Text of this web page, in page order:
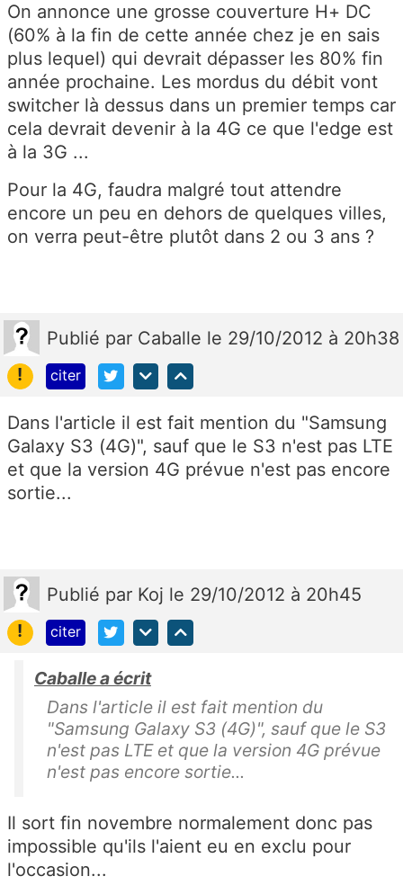
On annonce une grosse couverture H+ DC
(60% à la fin de cette année chez je en sais
plus lequel) qui devrait dépasser les 80% fin
année prochaine. Les mordus du débit vont
switcher là dessus dans un premier temps car
cela devrait devenir à la 4G ce que l'edge est
à la 3G ...
Pour la 4G, faudra malgré tout attendre
encore un peu en dehors de quelques villes,
on verra peut-être plutôt dans 2 ou 3 ans ?
Publié par Caballe le 29/10/2012 à 20h38
!
citer
Dans l'article il est fait mention du "Samsung
Galaxy S3 (4G)", sauf que le S3 n'est pas LTE
et que la version 4G prévue n'est pas encore
sortie...
Publié par Koj le 29/10/2012 à 20h45
!
citer
Caballe a écrit
Dans l'article il est fait mention du
"Samsung Galaxy S3 (4G)", sauf que le S3
n'est pas LTE et que la version 4G prévue
n'est pas encore sortie...
Il sort fin novembre normalement donc pas
impossible qu'ils l'aient eu en exclu pour
l'occasion...